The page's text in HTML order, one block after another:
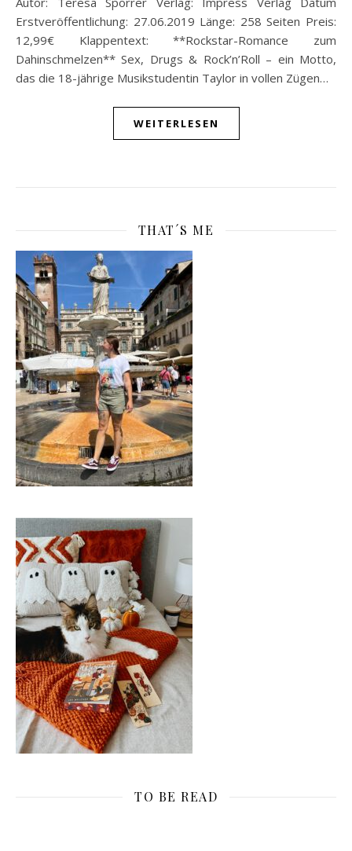
Erstveröffentlichung: 27.06.2019 Länge: 258 Seiten Preis:
12,99€ Klappentext: **Rockstar-Romance zum
Dahinschmelzen** Sex, Drugs & Rock’n’Roll – ein Motto,
das die 18-jährige Musikstudentin Taylor in vollen Zügen…
WEITERLESEN
THAT´S ME
TO BE READ